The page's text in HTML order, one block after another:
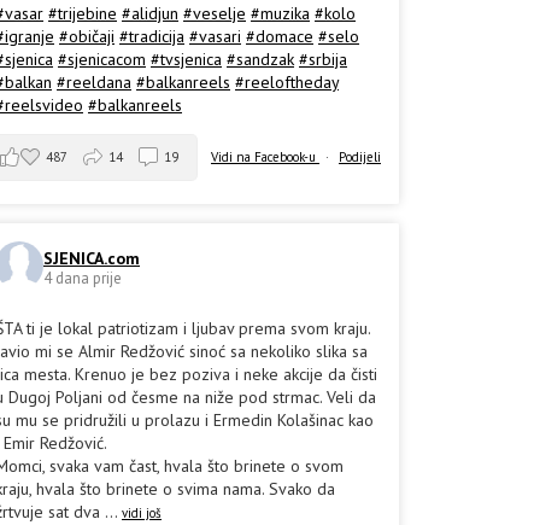
#trijebine #alidjun #veselje #muzika #kolo
#običaji #tradicija #vasari #domace #selo
#sjenicacom #tvsjenica #sandzak #srbija
#reeldana #balkanreels #reeloftheday
#balkanreels
Vidi na Facebook-u · Podijeli
487 14 19
SJENICA.com
4 dana prije
ti je lokal patriotizam i ljubav prema svom kraju.
mi se Almir Redžović sinoć sa nekoliko slika sa
mesta. Krenuo je bez poziva i neke akcije da čisti
Dugoj Poljani od česme na niže pod strmac. Veli da
mu se pridružili u prolazu i Ermedin Kolašinac kao
Redžović.
svaka vam čast, hvala što brinete o svom
hvala što brinete o svima nama. Svako da
sat dva ... vidi još